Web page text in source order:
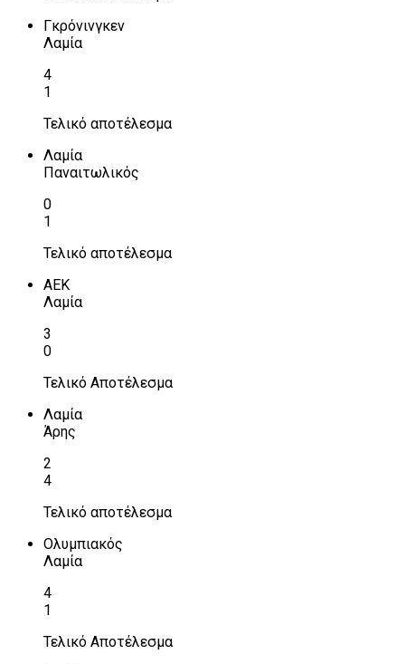
Γκρόνινγκεν
Λαμία
4
1
Τελικό αποτέλεσμα
Λαμία
Παναιτωλικός
0
1
Τελικό αποτέλεσμα
ΑΕΚ
Λαμία
3
0
Τελικό Αποτέλεσμα
Λαμία
Άρης
2
4
Τελικό αποτέλεσμα
Ολυμπιακός
Λαμία
4
1
Τελικό Αποτέλεσμα